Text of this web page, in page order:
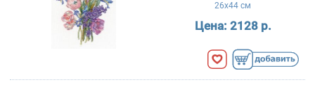
26x44 см
Цена: 2128 р.